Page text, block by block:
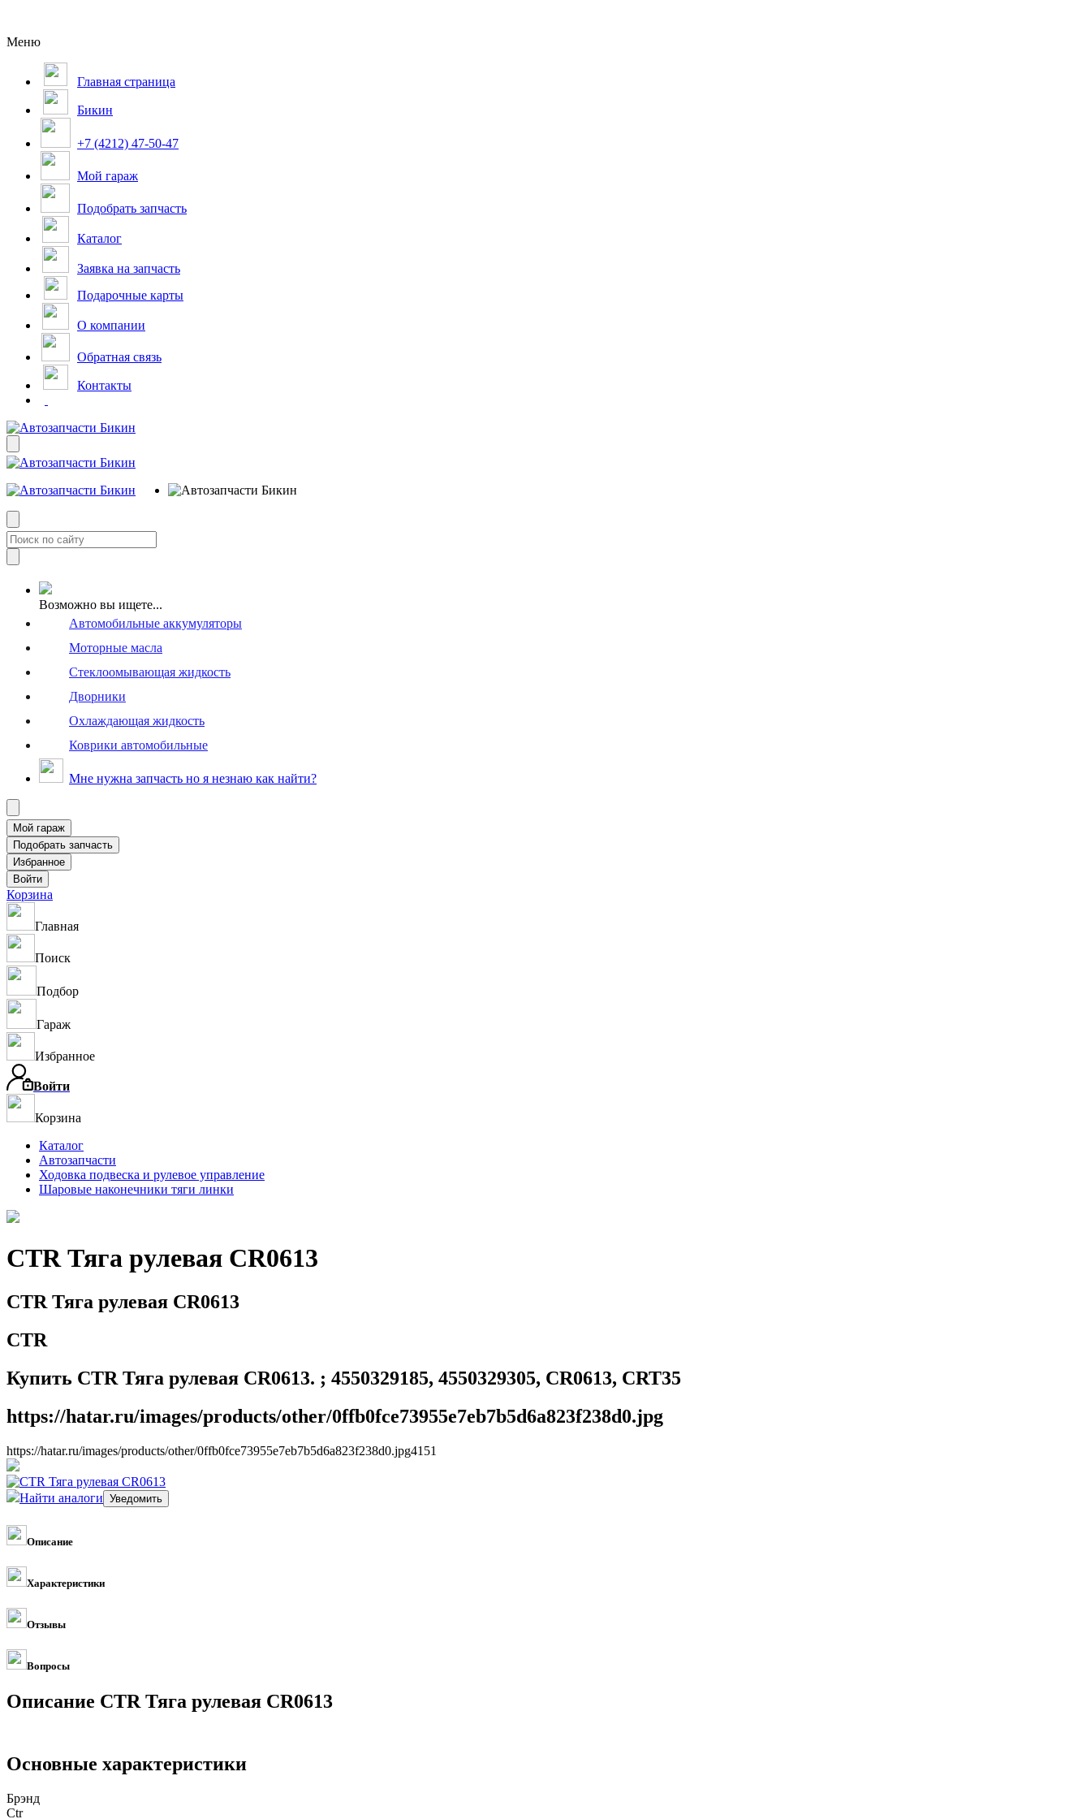
Меню
Главная страница
Бикин
+7 (4212) 47-50-47
Мой гараж
Подобрать запчасть
Каталог
Заявка на запчасть
Подарочные карты
О компании
Обратная связь
Контакты
Возможно вы ищете...
Автомобильные аккумуляторы
Моторные масла
Стеклоомывающая жидкость
Дворники
Охлаждающая жидкость
Коврики автомобильные
Мне нужна запчасть но я незнаю как найти?
Корзина
Главная
Поиск
Подбор
Гараж
Избранное
Войти
Корзина
Каталог
Автозапчасти
Ходовка подвеска и рулевое управление
Шаровые наконечники тяги линки
CTR Тяга рулевая CR0613
CTR Тяга рулевая CR0613
CTR
Купить CTR Тяга рулевая CR0613. ; 4550329185, 4550329305, CR0613, CRT35
https://hatar.ru/images/products/other/0ffb0fce73955e7eb7b5d6a823f238d0.jpg
https://hatar.ru/images/products/other/0ffb0fce73955e7eb7b5d6a823f238d0.jpg41 51
Найти аналоги
Описание
Характеристики
Отзывы
Вопросы
Описание CTR Тяга рулевая CR0613
Основные характеристики
Брэнд
Ctr